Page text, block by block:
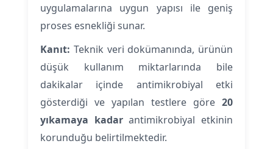
uygulamalarına uygun yapısı ile geniş
proses esnekliği sunar.
Kanıt: Teknik veri dokümanında, ürünün
düşük kullanım miktarlarında bile
dakikalar içinde antimikrobiyal etki
gösterdiği ve yapılan testlere göre20
yıkamaya kadarantimikrobiyal etkinin
korunduğu belirtilmektedir.